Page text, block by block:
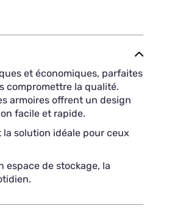
et économiques, parfaites
compromettre la qualité.
armoires offrent un design
facile et rapide.
la solution idéale pour ceux
espace de stockage, la